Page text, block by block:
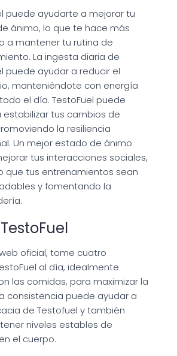
puede ayudarte a mejorar tu
ánimo, lo que te hace más
a mantener tu rutina de
La ingesta diaria de
puede ayudar a reducir el
manteniéndote con energía
el día. TestoFuel puede
estabilizar tus cambios de
la resiliencia
Un mejor estado de ánimo
tus interacciones sociales,
que tus entrenamientos sean
y fomentando la
oficial, tome cuatro
al día, idealmente
las comidas, para maximizar la
consistencia puede ayudar a
de Testofuel y también
niveles estables de
el cuerpo.